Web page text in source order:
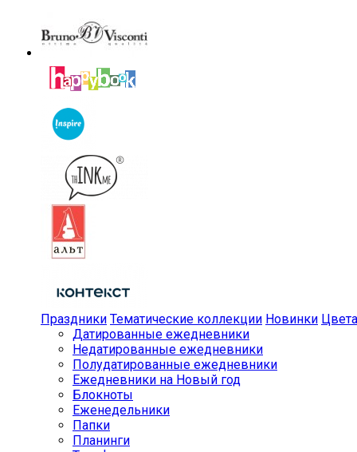
Праздники Тематические коллекции Новинки Цвета
Датированные ежедневники
Недатированные ежедневники
Полудатированные ежедневники
Ежедневники на Новый год
Блокноты
Еженедельники
Папки
Планинги